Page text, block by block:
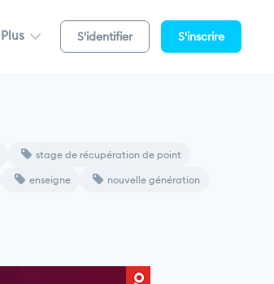
Plus S'identifier S'inscrire
stage de récupération de point
enseigne nouvelle génération